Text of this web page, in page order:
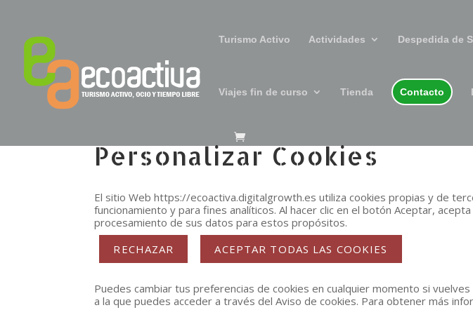
Turismo Activo Actividades Despedida de
Viajes fin de curso Tienda Contacto
Personalizar Cookies
El sitio Web https://ecoactiva.digitalgrowth.es utiliza cookies propias y de
funcionamiento y para fines analíticos. Al hacer clic en el botón Aceptar,
procesamiento de sus datos para estos propósitos.
RECHAZAR
ACEPTAR TODAS LAS COOKIES
Puedes cambiar tus preferencias de cookies en cualquier momento si
a la que puedes acceder a través del Aviso de cookies. Para obtener más